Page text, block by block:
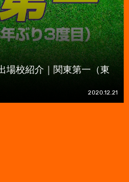
場校紹介｜関東第一（東
2020.12.21